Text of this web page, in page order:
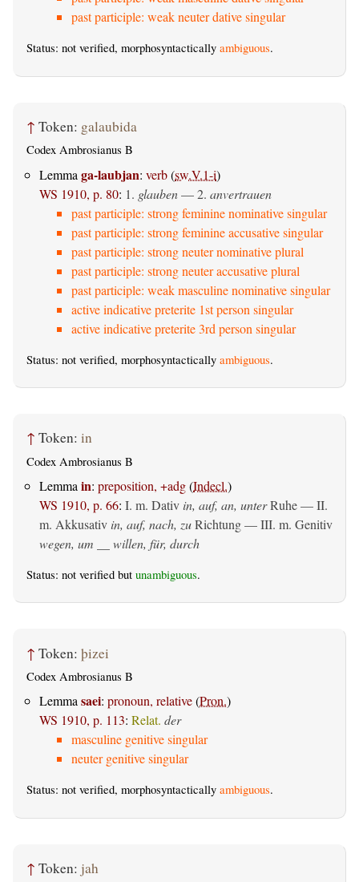
past participle: weak neuter dative singular
Status: not verified, morphosyntactically ambiguous.
↑ Token: galaubida
Codex Ambrosianus B
Lemma ga-laubjan: verb(sw.V.1-i)
WS 1910, p. 80: 1. glauben— 2. anvertrauen
past participle: strong feminine nominative singular
past participle: strong feminine accusative singular
past participle: strong neuter nominative plural
past participle: strong neuter accusative plural
past participle: weak masculine nominative singular
active indicative preterite 1st person singular
active indicative preterite 3rd person singular
Status: not verified, morphosyntactically ambiguous.
↑ Token: in
Codex Ambrosianus B
Lemma in: preposition, +adg(Indecl.)
WS 1910, p. 66: I. m. Dativ in, auf, an, unterRuhe — II.
m. Akkusativ in, auf, nach, zuRichtung — III. m. Genitiv
wegen, um __ willen, für, durch
Status: not verified but unambiguous.
↑ Token: þizei
Codex Ambrosianus B
Lemmasaei: pronoun, relative(Pron.)
WS 1910, p. 113: Relat. der
masculine genitive singular
neuter genitive singular
Status: not verified, morphosyntactically ambiguous.
↑ Token: jah